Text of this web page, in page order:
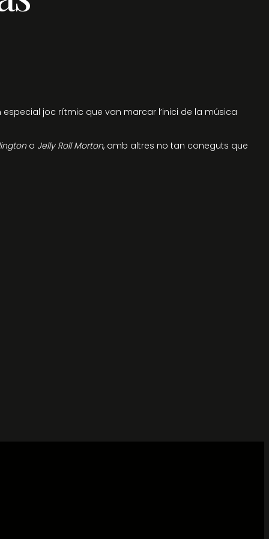
joc rítmic que van marcar l’inici de la música
o Jelly Roll Morton, amb altres no tan coneguts que